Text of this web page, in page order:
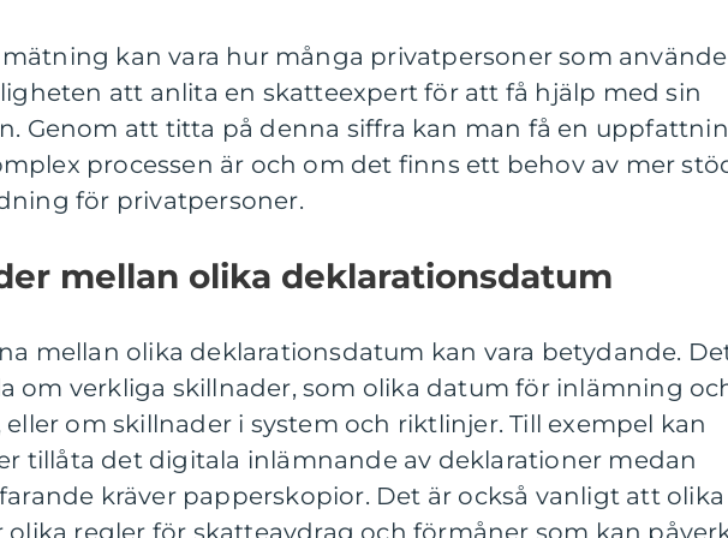
kan vara hur många privatpersoner som
att anlita en skatteexpert för att få hjälp med sin
Genom att titta på denna siffra kan man få en
processen är och om det finns ett behov av mer
för privatpersoner.
mellan olika deklarationsdatum
mellan olika deklarationsdatum kan vara betydande.
om verkliga skillnader, som olika datum för inlämning
eller om skillnader i system och riktlinjer. Till exempel kan
tillåta det digitala inlämnande av deklarationer medan
kräver papperskopior. Det är också vanligt att olika
olika regler för skatteavdrag och förmåner som kan